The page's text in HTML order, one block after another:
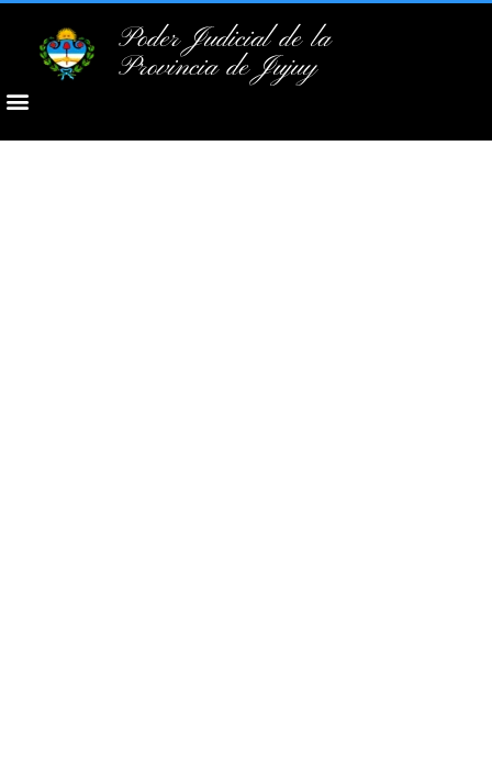
Poder Judicial de la
Provincia de Jujuy